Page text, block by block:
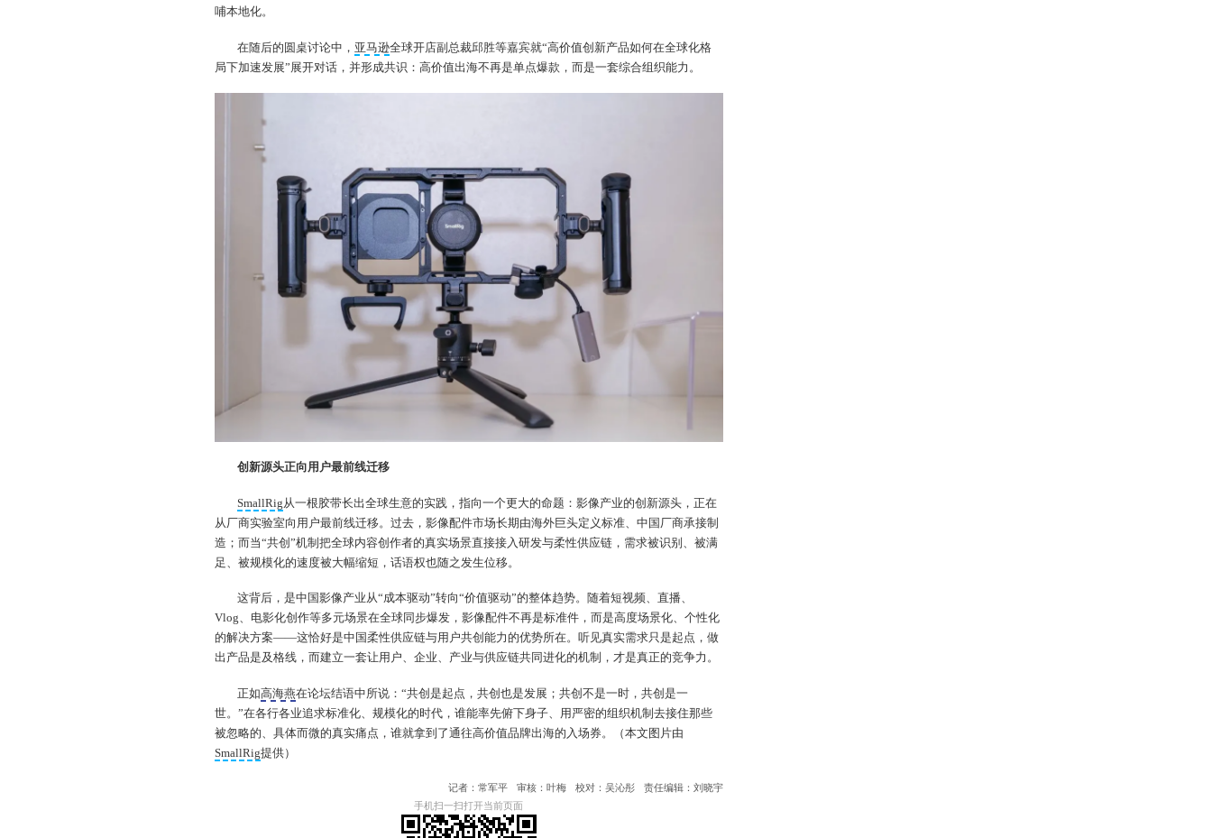
哺本地化。
在随后的圆桌讨论中， 亚马逊全球开店副总裁邱胜等嘉宾就“高价值创新产品如何在全球化格
局下加速发展”展开对话，并形成共识：高价值出海不再是单点爆款，而是一套综合组织能力。
创新源头正向用户最前线迁移
SmallRig 从一根胶带长出全球生意的实践，指向一个更大的命题：影像产业的创新源头，正在
从厂商实验室向用户最前线迁移。过去，影像配件市场长期由海外巨头定义标准、中国厂商承接制
造；而当“共创”机制把全球内容创作者的真实场景直接接入研发与柔性供应链，需求被识别、被满
足、被规模化的速度被大幅缩短，话语权也随之发生位移。
这背后，是中国影像产业从“成本驱动”转向“价值驱动”的整体趋势。随着短视频、直播、
Vlog、电影化创作等多元场景在全球同步爆发，影像配件不再是标准件，而是高度场景化、个性化
的解决方案——这恰好是中国柔性供应链与用户共创能力的优势所在。听见真实需求只是起点，做
出产品是及格线，而建立一套让用户、企业、产业与供应链共同进化的机制，才是真正的竞争力。
正如高海燕在论坛结语中所说：“共创是起点，共创也是发展；共创不是一时，共创是一
世。”在各行各业追求标准化、规模化的时代，谁能率先俯下身子、用严密的组织机制去接住那些
被忽略的、具体而微的真实痛点，谁就拿到了通往高价值品牌出海的入场券。（本文图片由
SmallRig提供）
记者：常军平 审核：叶梅 校对：吴沁彤
责任编辑：刘晓宇
手机扫一扫打开当前页面